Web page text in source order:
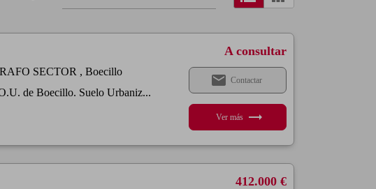
SECTOR , Boecillo
de Boecillo. Suelo Urbaniz...
A consultar
email Contactar
Ver más trending_flat
412.000 €